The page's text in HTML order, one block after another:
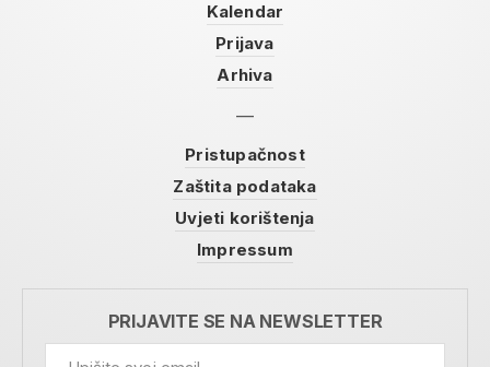
Kalendar
Prijava
Arhiva
Pristupačnost
Zaštita podataka
Uvjeti korištenja
Impressum
PRIJAVITE SE NA NEWSLETTER